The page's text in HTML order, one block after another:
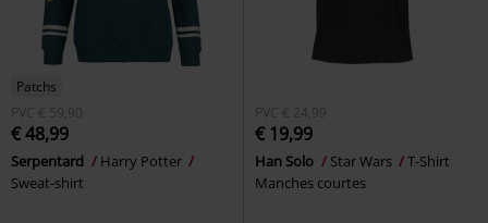
Patchs
PVC € 59,90
€ 48,99
Serpentard
Harry Potter
Sweat-shirt
PVC € 24,99
€ 19,99
Han Solo Star Wars
T-Shirt
Manches courtes